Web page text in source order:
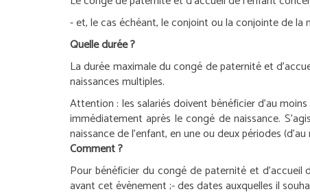
- et, le cas échéant, le conjoint ou la conjointe de la
Quelle durée ?
La durée maximale du congé de paternité et
naissances multiples.
Attention : les salariés doivent bénéficier d’au
immédiatement après le congé de naissance.
naissance de l’enfant, en une ou deux périodes
Comment ?
Pour bénéficier du congé de paternité et d’accueil
avant cet évènement ;- des dates auxquelles il